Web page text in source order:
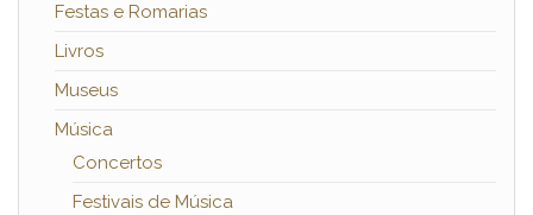
Festas e Romarias
Livros
Museus
Música
Concertos
Festivais de Música